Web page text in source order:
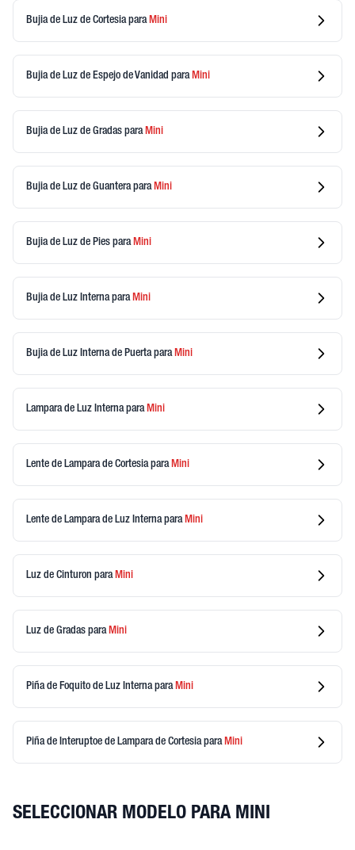
Bujia de Luz de Cortesiapara Mini
Bujia de Luz de Espejo de Vanidad para Mini
Bujia de Luz de Gradas para Mini
Bujia de Luz de Guanterapara Mini
Bujia de Luz de Pies para Mini
Bujia de Luz Internapara Mini
Bujia de Luz Interna de Puertapara Mini
Lampara de Luz Internapara Mini
Lente de Lampara de Cortesiapara Mini
Lente de Lampara de Luz Internapara Mini
Luz de Cinturon para Mini
Luz de Gradas para Mini
Piña de Foquito de Luz Internapara Mini
Piña de Interuptoe de Lampara de Cortesiapara Mini
SELECCIONAR MODELO PARA MINI